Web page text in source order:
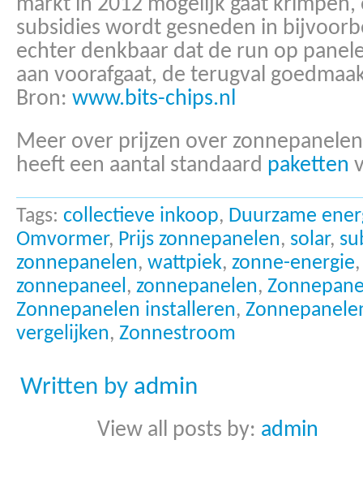
markt in 2012 mogelijk gaat
subsidies wordt gesneden in
echter denkbaar dat de run op
aan voorafgaat, de terugval
Bron: www.bits-chips.nl
Meer over prijzen over
heeft een aantal standaard paketten
Tags: collectieve inkoop, Duurzame
Omvormer, Prijs zonnepanelen, solar,
zonnepanelen, wattpiek, zonne-energie
zonnepaneel , zonnepanelen,
Zonnepanelen installeren,
vergelijken, Zonnestroom
Written by admin
View all posts by: admin